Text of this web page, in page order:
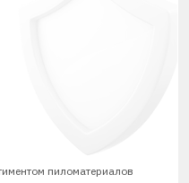
пиломатериалов